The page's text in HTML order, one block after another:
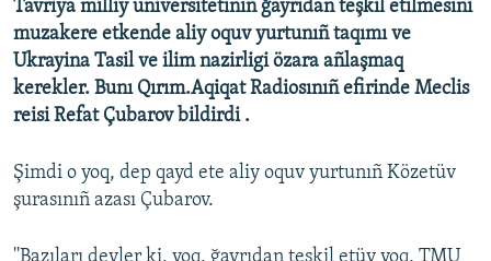
RFE/RS bütün saytları
Tavriya milliy universitetiniñ ğayrıdan teşkil etilmesini
muzakere etkende aliy oquv yurtunıñ taqımı ve
Ukrayina Tasil ve ilim nazirligi özara añlaşmaq
kerekler. Bunı Qırım.Aqiqat Radiosınıñ efirinde Meclis
reisi Refat Çubarov bildirdi .
Şimdi o yoq, dep qayd ete aliy oquv yurtunıñ Közetüv
şurasınıñ azası Çubarov.